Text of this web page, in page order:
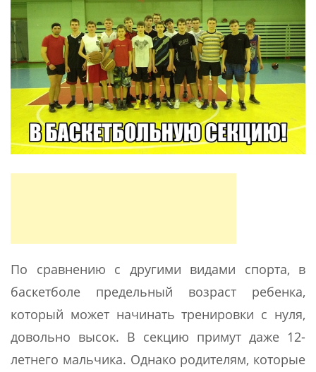
По сравнению с другими видами спорта, в
баскетболе предельный возраст ребенка,
который может начинать тренировки с нуля,
довольно высок. В секцию примут даже 12-
летнего мальчика. Однако родителям, которые